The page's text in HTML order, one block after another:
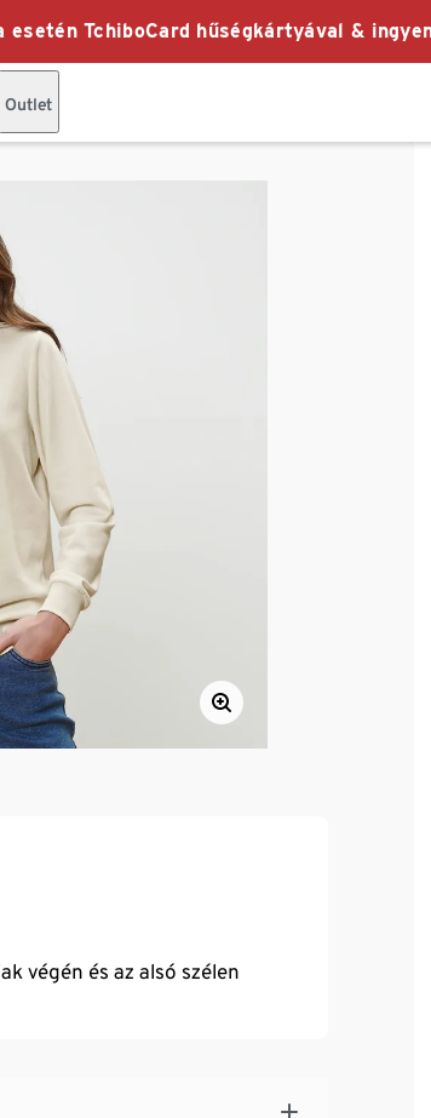
TchiboCard hűségkártyával &
Outlet
végén és az alsó szélen